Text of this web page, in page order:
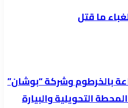
ما قتل
بالخرطوم وشركة “بوشان”
التحويلية والبيارة